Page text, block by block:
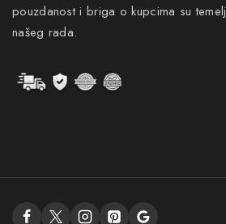
pouzdanost i briga o kupcima su temelj
našeg rada.